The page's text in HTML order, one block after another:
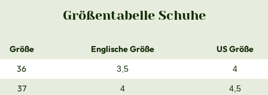
Größentabelle Schuhe
Größe Englische Größe
US Größe
36
3,5 4
37 4 4,5